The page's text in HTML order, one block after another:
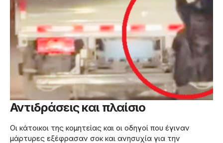
Αντιδράσεις και πλαίσιο
Οι κάτοικοι της κομητείας και οι οδηγοί που έγιναν
μάρτυρες εξέφρασαν σοκ και ανησυχία για την